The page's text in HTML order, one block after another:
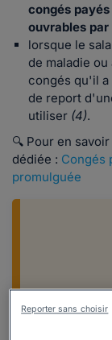
congés
ouvrables par
lorsque le
de maladie
congés qu'il
de report
utiliser (4).
🔍 Pour en
dédiée : Congés
promulguée
Reporter sans choisir